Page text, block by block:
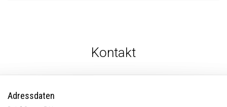
Kontakt
Adressdaten